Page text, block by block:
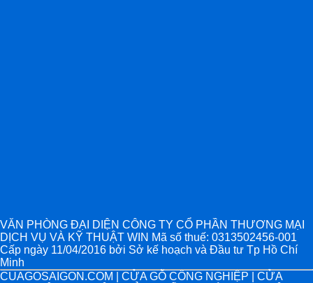
VĂN PHÒNG ĐẠI DIỆN CÔNG TY CỔ PHẦN THƯƠNG MẠI
DỊCH VỤ VÀ KỸ THUẬT WIN Mã số thuế: 0313502456-001
Cấp ngày 11/04/2016 bởi Sở kế hoạch và Đầu tư Tp Hồ Chí
Minh
CUAGOSAIGON.COM | CỬA GỖ CÔNG NGHIỆP | CỬA